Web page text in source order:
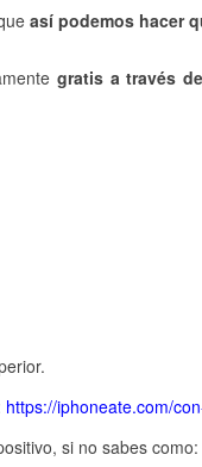
así podemos hacer
gratis a través
https://iphoneate.com/
si no sabes como: